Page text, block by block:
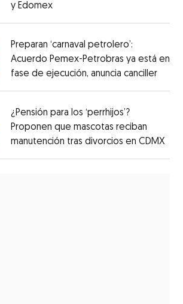
y Edomex
Preparan ‘carnaval petrolero’:
Acuerdo Pemex-Petrobras ya está en
fase de ejecución, anuncia canciller
¿Pensión para los ‘perrhijos’?
Proponen que mascotas reciban
manutención tras divorcios en CDMX